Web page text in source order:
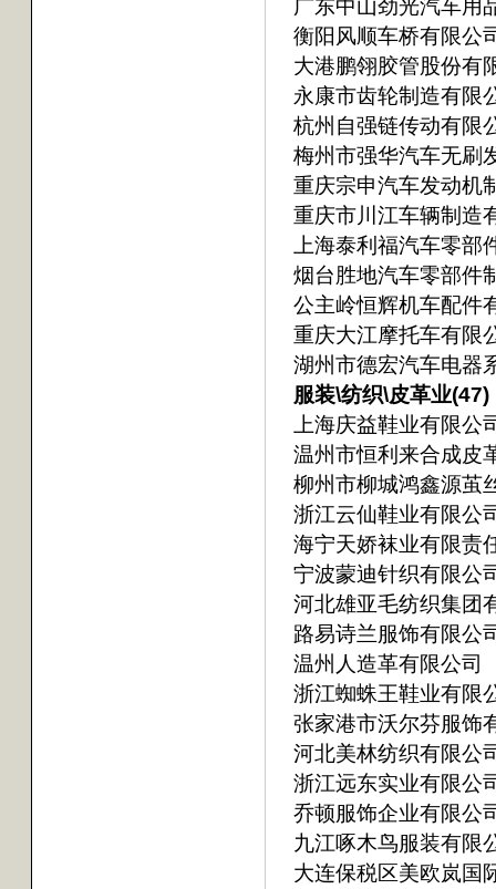
广东中山劲光汽车用
衡阳风顺车桥有限公
大港鹏翎胶管股份有
永康市齿轮制造有限
杭州自强链传动有限
梅州市强华汽车无刷
重庆宗申汽车发动机
重庆市川江车辆制造
上海泰利福汽车零部
烟台胜地汽车零部件
公主岭恒辉机车配件
重庆大江摩托车有限
湖州市德宏汽车电器
服装\纺织\皮革业(47)
上海庆益鞋业有限公
温州市恒利来合成皮
柳州市柳城鸿鑫源茧
浙江云仙鞋业有限公
海宁天娇袜业有限责
宁波蒙迪针织有限公
河北雄亚毛纺织集团
路易诗兰服饰有限公
温州人造革有限公司
浙江蜘蛛王鞋业有限
张家港市沃尔芬服饰
河北美林纺织有限公
浙江远东实业有限公
乔顿服饰企业有限公
九江啄木鸟服装有限
大连保税区美欧岚国